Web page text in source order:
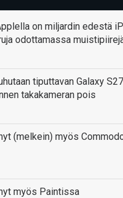
on miljardin edestä
odottamassa
tiputtavan Galaxy S27
takakameran pois
(melkein) myös
myös Paintissa